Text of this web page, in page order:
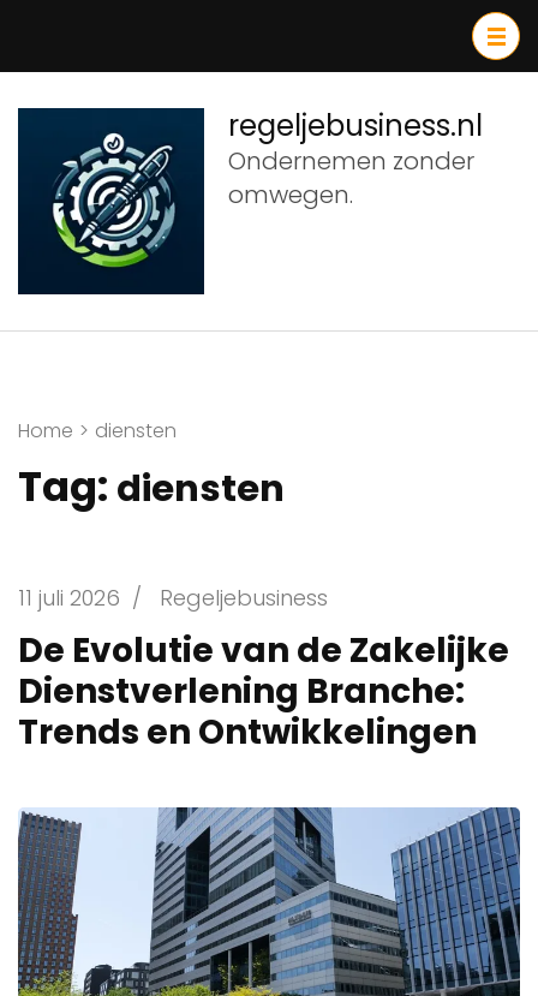
inhoud
(druk
Enter)
regeljebusiness.nl
Ondernemen zonder
omwegen.
Home > diensten
Tag: diensten
11 juli 2026 / Regeljebusiness
De Evolutie van de Zakelijke
Dienstverlening Branche:
Trends en Ontwikkelingen